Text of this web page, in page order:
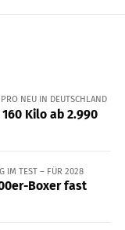
NEU IN DEUTSCHLAND
Kilo ab 2.990
IM TEST – FÜR 2028
Boxer fast